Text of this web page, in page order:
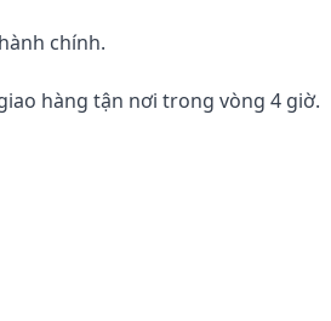
chính.
hàng tận nơi trong vòng 4 giờ.